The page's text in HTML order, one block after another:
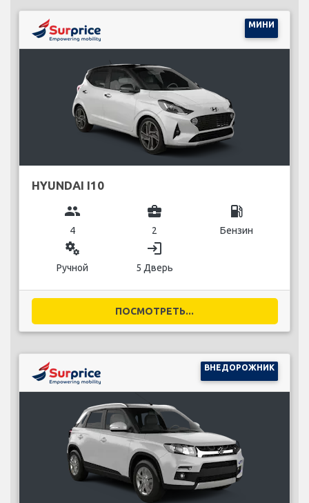
МИНИ
HYUNDAI I10
group
4
business_center
2
local_gas_station
Бензин
miscellaneous_services
Ручной
login
5 Дверь
ПОСМОТРЕТЬ...
ВНЕДОРОЖНИК